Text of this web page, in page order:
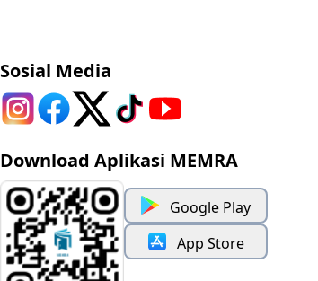
Sosial Media
Download Aplikasi MEMRA
Google Play
App Store